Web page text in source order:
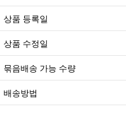
상품 등록일
상품 수정일
묶음배송 가능 수량
배송방법